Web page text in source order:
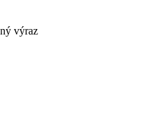
výraz